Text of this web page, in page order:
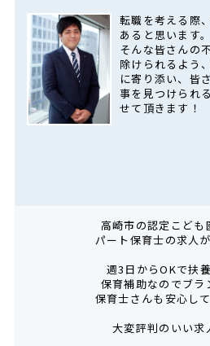
転職を考える際
あると思います。
そんな皆さんの
除けられるよう
に寄り添い、皆
事を見つけられ
せて頂きます！
高崎市の認定こども
パート保育士の求人
週3日からOKで扶
保育補助なのでブラ
保育士さんも安心し
大変評判のいい求